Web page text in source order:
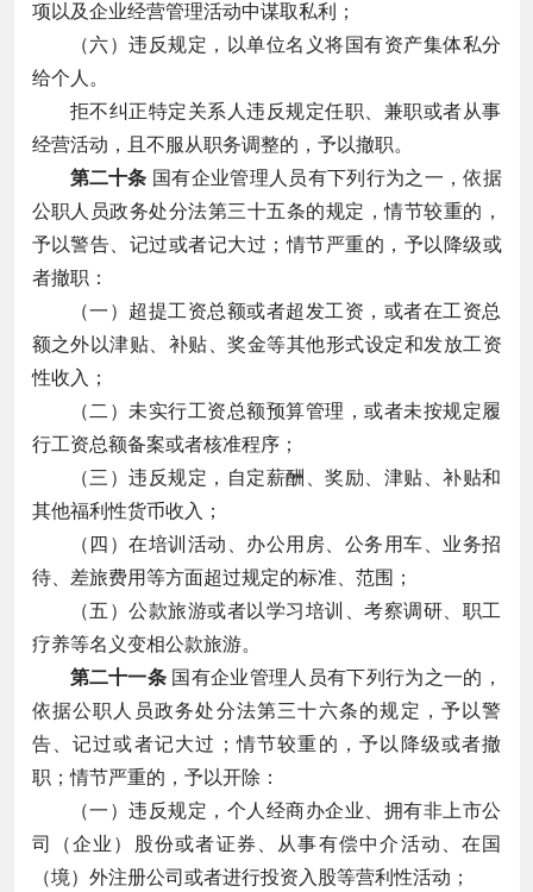
项以及企业经营管理活动中谋取私利；
（六）违反规定，以单位名义将国有资产集体私分
给个人。
拒不纠正特定关系人违反规定任职、兼职或者从事
经营活动，且不服从职务调整的，予以撤职。
第二十条 国有企业管理人员有下列行为之一，依据
公职人员政务处分法第三十五条的规定，情节较重的，
予以警告、记过或者记大过；情节严重的，予以降级或
者撤职：
（一）超提工资总额或者超发工资，或者在工资总
额之外以津贴、补贴、奖金等其他形式设定和发放工资
性收入；
（二）未实行工资总额预算管理，或者未按规定履
行工资总额备案或者核准程序；
（三）违反规定，自定薪酬、奖励、津贴、补贴和
其他福利性货币收入；
（四）在培训活动、办公用房、公务用车、业务招
待、差旅费用等方面超过规定的标准、范围；
（五）公款旅游或者以学习培训、考察调研、职工
疗养等名义变相公款旅游。
第二十一条 国有企业管理人员有下列行为之一的，
依据公职人员政务处分法第三十六条的规定，予以警
告、记过或者记大过；情节较重的，予以降级或者撤
职；情节严重的，予以开除：
（一）违反规定，个人经商办企业、拥有非上市公
司（企业）股份或者证券、从事有偿中介活动、在国
（境）外注册公司或者进行投资入股等营利性活动；